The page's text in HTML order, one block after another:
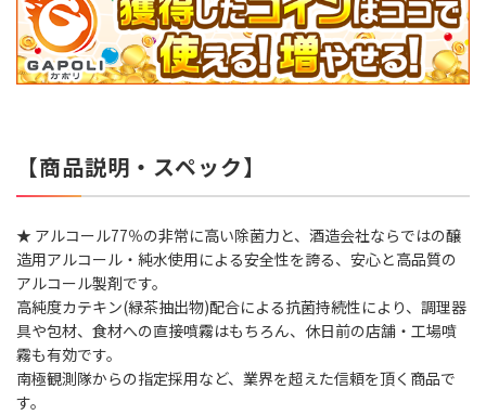
【商品説明・スペック】
★ アルコール77％の非常に高い除菌力と、酒造会社ならではの醸
造用アルコール・純水使用による安全性を誇る、安心と高品質の
アルコール製剤です。
高純度カテキン(緑茶抽出物)配合による抗菌持続性により、調理器
具や包材、食材への直接噴霧はもちろん、休日前の店舗・工場噴
霧も有効です。
南極観測隊からの指定採用など、業界を超えた信頼を頂く商品で
す。